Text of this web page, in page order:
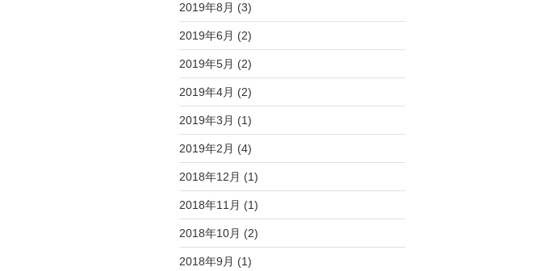
2019年8月 (3)
2019年6月 (2)
2019年5月 (2)
2019年4月 (2)
2019年3月 (1)
2019年2月 (4)
2018年12月 (1)
2018年11月 (1)
2018年10月 (2)
2018年9月 (1)